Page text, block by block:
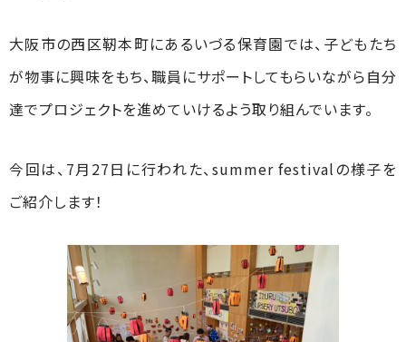
大阪市の西区靭本町にあるいづる保育園では、子どもたち
が物事に興味をもち、職員にサポートしてもらいながら自分
達でプロジェクトを進めていけるよう取り組んでいます。
今回は、7月27日に行われた、summer festivalの様子を
ご紹介します！